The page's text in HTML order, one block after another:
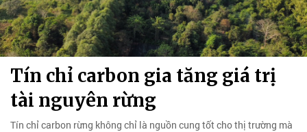
Tín chỉ carbon gia tăng giá trị
tài nguyên rừng
Tín chỉ carbon rừng không chỉ là nguồn cung tốt cho thị trường mà